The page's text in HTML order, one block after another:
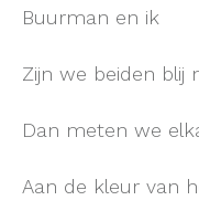
Buurman en ik
Zijn we beiden
Dan meten we
Aan de kleur van